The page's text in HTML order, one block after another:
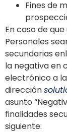
Fines de
En caso de
Personales
secundarias
la negativa en
electrónico a la
dirección
asunto
finalidades
siguiente: